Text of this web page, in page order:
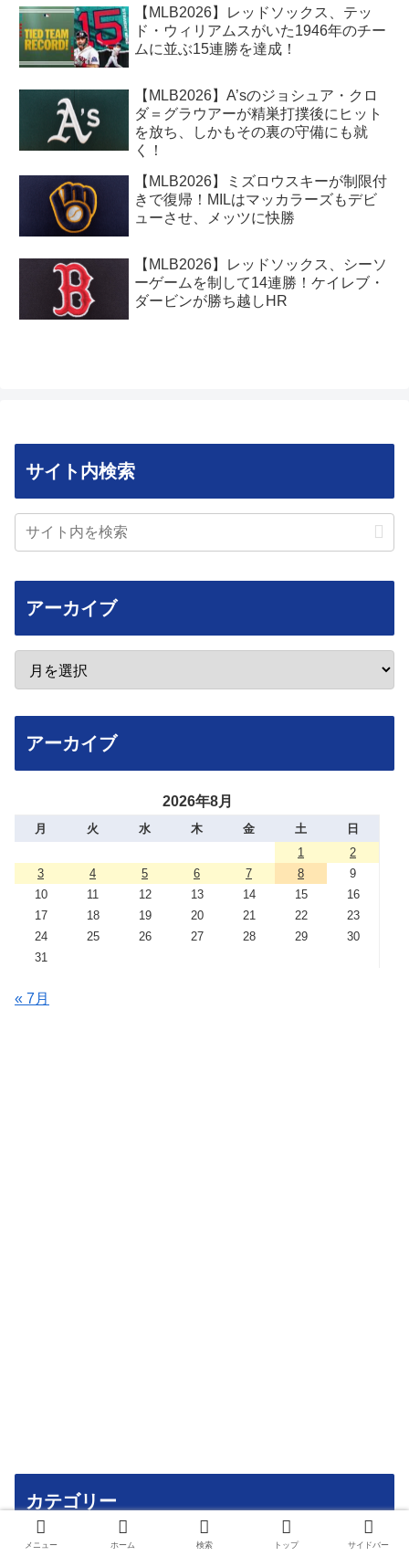
【MLB2026】レッドソックス、テッ
ド・ウィリアムスがいた1946年のチー
ムに並ぶ15連勝を達成！
【MLB2026】A’sのジョシュア・クロ
ダ＝グラウアーが精巣打撲後にヒット
を放ち、しかもその裏の守備にも就
く！
【MLB2026】ミズロウスキーが制限付
きで復帰！MILはマッカラーズもデビ
ューさせ、メッツに快勝
【MLB2026】レッドソックス、シーソ
ーゲームを制して14連勝！ケイレブ・
ダービンが勝ち越しHR
サイト内検索
アーカイブ
アーカイブ
2026年8月
月 火 水 木 金 土
日
1
2
3
4 5 6 7 8
9
10
11 12 13 14 15
16
17
18 19 20 21 22
23
24
25 26 27 28 29
30
31
« 7月
カテゴリー
メニュー ホーム 検索 トップ サイドバー